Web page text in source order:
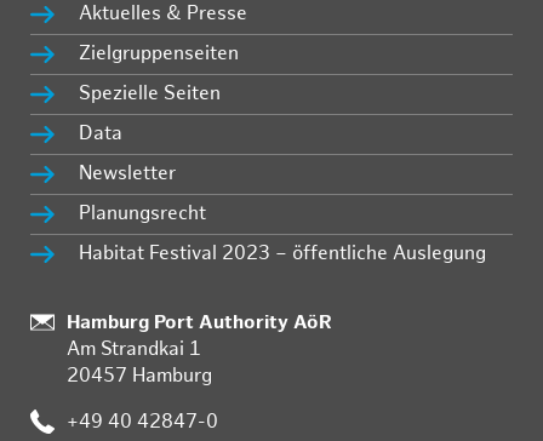
Aktuelles & Presse
Zielgruppenseiten
Spezielle Seiten
Data
Newsletter
Planungsrecht
Habitat Festival 2023 – öffentliche Auslegung
Standort:
Hamburg Port Authority AöR
Am Strandkai 1
20457 Hamburg
Telefon:
+49 40 42847-0